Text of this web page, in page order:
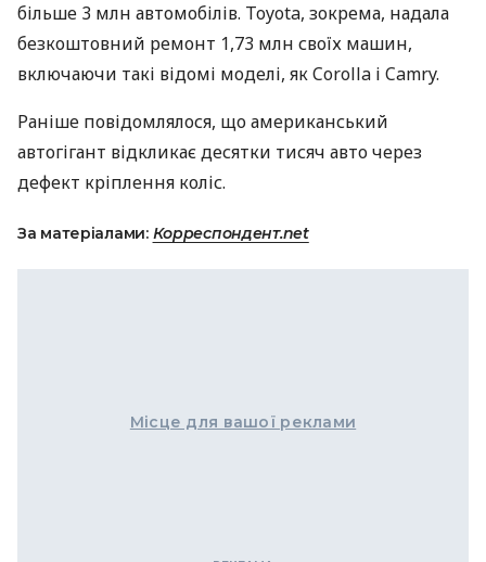
більше 3 млн автомобілів. Toyota, зокрема, надала
безкоштовний ремонт 1,73 млн своїх машин,
включаючи такі відомі моделі, як Corolla і Camry.
Раніше повідомлялося, що американський
автогігант відкликає десятки тисяч авто через
дефект кріплення коліс.
За матеріалами: Корреспондент.net
Місце для вашої реклами